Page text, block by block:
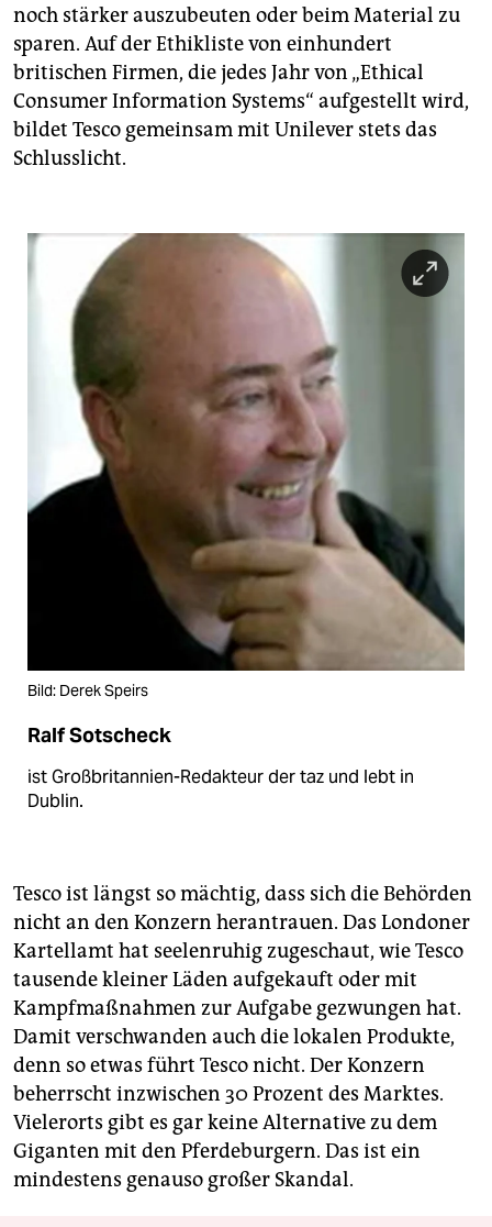
noch stärker auszubeuten oder beim Material zu
sparen. Auf der Ethikliste von einhundert
britischen Firmen, die jedes Jahr von „Ethical
Consumer Information Systems“ aufgestellt wird,
bildet Tesco gemeinsam mit Unilever stets das
Schlusslicht.
Bild: Derek Speirs
Ralf Sotscheck
ist Großbritannien-Redakteur der taz und lebt in
Dublin.
Tesco ist längst so mächtig, dass sich die Behörden
nicht an den Konzern herantrauen. Das Londoner
Kartellamt hat seelenruhig zugeschaut, wie Tesco
tausende kleiner Läden aufgekauft oder mit
Kampfmaßnahmen zur Aufgabe gezwungen hat.
Damit verschwanden auch die lokalen Produkte,
denn so etwas führt Tesco nicht. Der Konzern
beherrscht inzwischen 30 Prozent des Marktes.
Vielerorts gibt es gar keine Alternative zu dem
Giganten mit den Pferdeburgern. Das ist ein
mindestens genauso großer Skandal.